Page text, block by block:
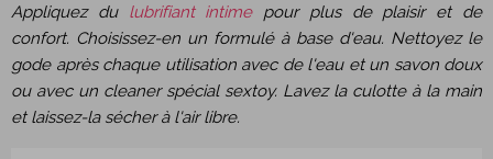
Appliquez du lubrifiant intimepour plus de plaisir et de
confort. Choisissez-en un formulé à base d'eau. Nettoyez le
gode après chaque utilisation avec de l'eau et un savon doux
ou avec un cleaner spécial sextoy. Lavez la culotte à la main
et laissez-la sécher à l'air libre.